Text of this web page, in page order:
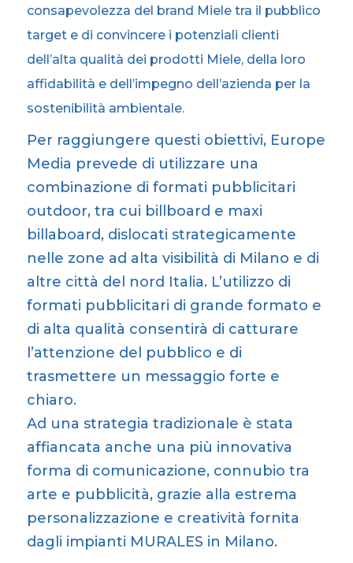
consapevolezza del brand Miele tra il pubblico
target e di convincere i potenziali clienti
dell’alta qualità dei prodotti Miele, della loro
affidabilità e dell’impegno dell’azienda per la
sostenibilità ambientale.
Per raggiungere questi obiettivi, Europe
Media prevede di utilizzare una
combinazione di formati pubblicitari
outdoor, tra cui billboard e maxi
billaboard, dislocati strategicamente
nelle zone ad alta visibilità di Milano e di
altre città del nord Italia. L’utilizzo di
formati pubblicitari di grande formato e
di alta qualità consentirà di catturare
l’attenzione del pubblico e di
trasmettere un messaggio forte e
chiaro.
Ad una strategia tradizionale è stata
affiancata anche una più innovativa
forma di comunicazione, connubio tra
arte e pubblicità, grazie alla estrema
personalizzazione e creatività fornita
dagli impianti MURALES in Milano.